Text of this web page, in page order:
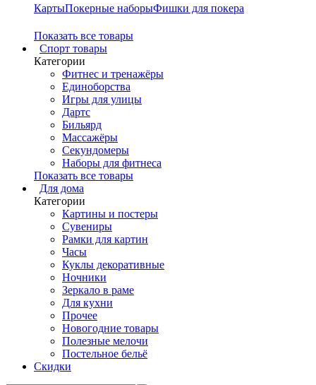
КартыПокерные наборыФишки для покера
Показать все товары
Cпорт товары
Категории
Фитнес и тренажёры
Единоборства
Игры для улицы
Дартс
Бильярд
Массажёры
Секундомеры
Наборы для фитнеса
Показать все товары
Для дома
Категории
Картины и постеры
Сувениры
Рамки для картин
Часы
Куклы декоративные
Ночники
Зеркало в раме
Для кухни
Прочее
Новогодние товары
Полезные мелочи
Постельное бельё
Скидки